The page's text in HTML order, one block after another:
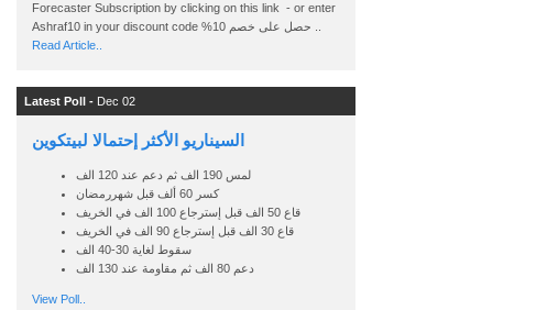
Forecaster Subscription by clicking on this link - or enter
Read Article..
Latest Poll - Dec 02
السيناريو الأكثر إحتمالا لبيتكوين
لمس 190 الف ثم دعم عند 120 الف
كسر 60 ألف قبل شهررمضان
قاع 50 الف قبل إسترجاع 100 الف في الخريف
قاع 30 الف قبل إسترجاع 90 الف في الخريف
سقوط لغاية 30-40 الف
دعم 80 الف ثم مقاومة عند 130 الف
View Poll..